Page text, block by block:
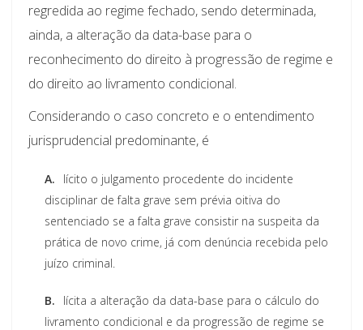
regredida ao regime fechado, sendo determinada,
ainda, a alteração da data-base para o
reconhecimento do direito à progressão de regime e
do direito ao livramento condicional.
Considerando o caso concreto e o entendimento
jurisprudencial predominante, é
A.
lícito o julgamento procedente do incidente
disciplinar de falta grave sem prévia oitiva do
sentenciado se a falta grave consistir na suspeita da
prática de novo crime, já com denúncia recebida pelo
juízo criminal.
B.
lícita a alteração da data-base para o cálculo do
livramento condicional e da progressão de regime se